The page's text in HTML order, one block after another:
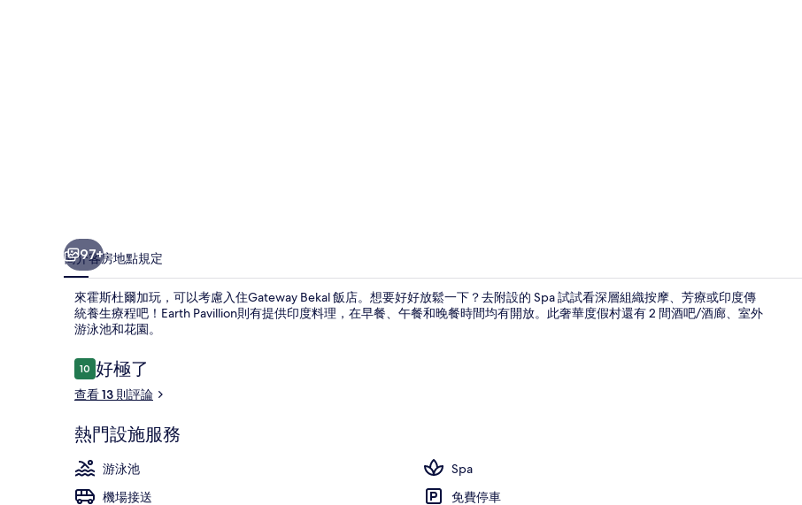
97+
簡介客房地點規定
來霍斯杜爾加玩，可以考慮入住Gateway Bekal 飯店。想要好好放鬆一下？去附設的 Spa 試試看深層組織按摩、芳療或印度傳
統養生療程吧！Earth Pavillion則有提供印度料理，在早餐、午餐和晚餐時間均有開放。此奢華度假村還有 2 間酒吧/酒廊、室外
游泳池和花園。
評
論
1010 分，滿分 10 分，
好極了
查看 13 則評論
熱門設施服務
游泳池
Spa
機場接送
免費停車